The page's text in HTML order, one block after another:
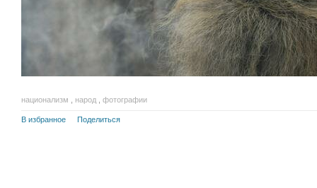
национализм народ фотографии
В избранное Поделиться